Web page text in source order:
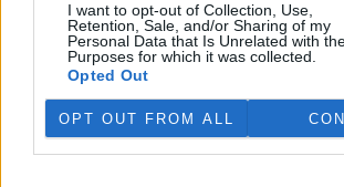
I want to opt-out of Collection, Use,
Retention, Sale, and/or Sharing of my
Personal Data that Is Unrelated with
Purposes for which it was collected.
Opted Out
OPT OUT FROM ALL
vyhledávají veterinární ošetření nejčastěji kvůli
dehydrataci nebo kolapsu. ČTK to sdělila
veterinárních lékařů ČR Kateřina Valdhans.
Do Prahy dorazili jezdci cyklistické
konferenci o klimatu